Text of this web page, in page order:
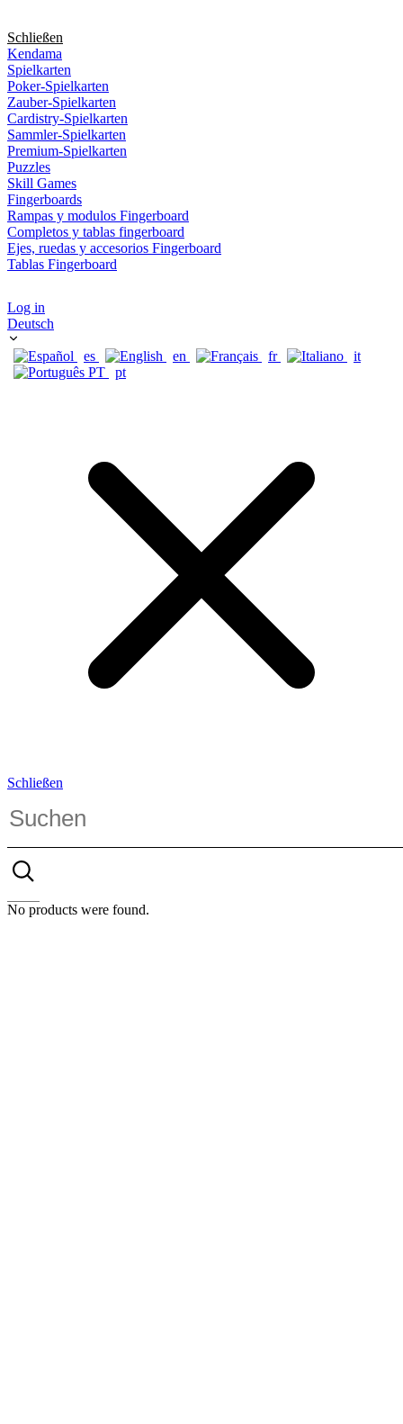
Schließen
Kendama
Spielkarten
Poker-Spielkarten
Zauber-Spielkarten
Cardistry-Spielkarten
Sammler-Spielkarten
Premium-Spielkarten
Puzzles
Skill Games
Fingerboards
Rampas y modulos Fingerboard
Completos y tablas fingerboard
Ejes, ruedas y accesorios Fingerboard
Tablas Fingerboard
Log in
Deutsch
es en fr
it
pt
Schließen
No products were found.